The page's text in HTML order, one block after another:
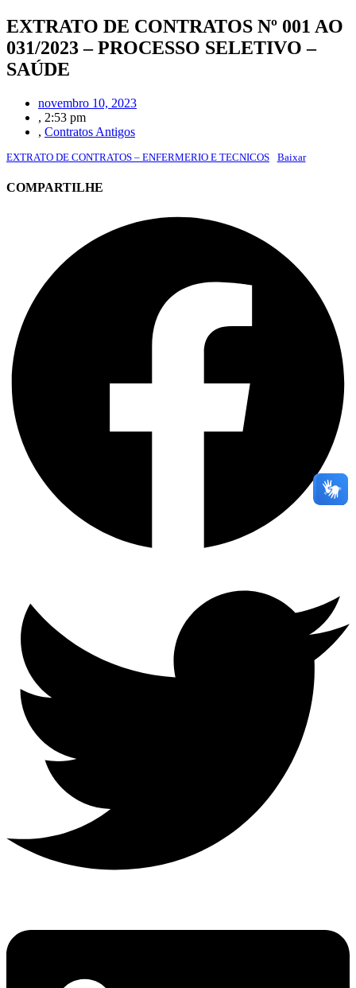
EXTRATO DE CONTRATOS Nº 001 AO
031/2023 – PROCESSO SELETIVO –
SAÚDE
novembro 10, 2023
, 2:53 pm
, Contratos Antigos
EXTRATO DE CONTRATOS – ENFERMERIO E TECNICOS Baixar
COMPARTILHE